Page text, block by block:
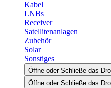
Kabel
LNBs
Receiver
Satellitenanlagen
Zubehör
Solar
Sonstiges
Öffne oder Schließe das
Öffne oder Schließe das